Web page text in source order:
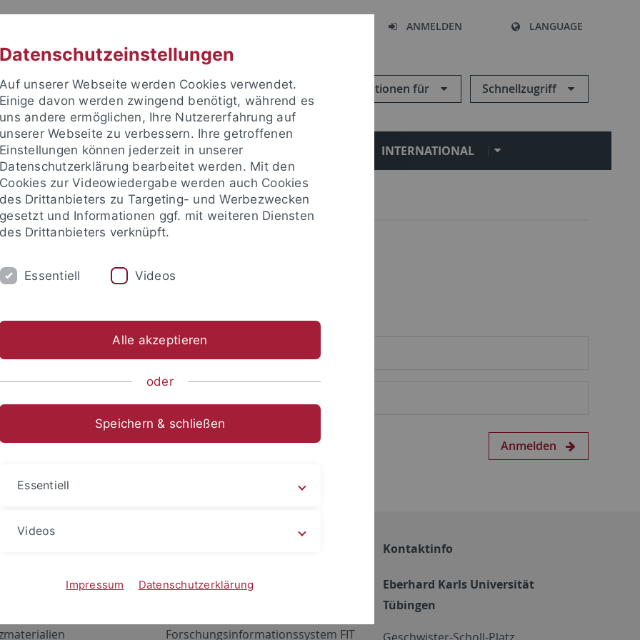
ANMELDEN LANGUAGE
Informationen für Schnellzugriff
FORSCHUNG EINRICHTUNGEN INTERNATIONAL
um sich anzumelden:
Anmelden
Netzwerk
ALMA
Forschungsinformationssystem FIT
Kontaktinfo
Eberhard Karls Universität
Tübingen
Datenschutzeinstellungen
Auf unserer Webseite werden Cookies verwendet.
Einige davon werden zwingend benötigt, während es
uns andere ermöglichen, Ihre Nutzererfahrung auf
unserer Webseite zu verbessern. Ihre getroffenen
Einstellungen können jederzeit in unserer
Datenschutzerklärung bearbeitet werden. Mit den
Cookies zur Videowiedergabe werden auch Cookies
des Drittanbieters zu Targeting- und Werbezwecken
gesetzt und Informationen ggf. mit weiteren Diensten
des Drittanbieters verknüpft.
Essentiell Videos
Alle akzeptieren
oder
Speichern & schließen
Essentiell
Videos
Impressum Datenschutzerklärung